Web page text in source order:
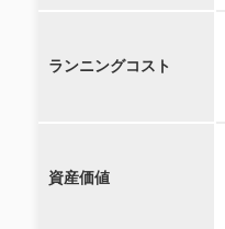
ランニングコスト
資産価値